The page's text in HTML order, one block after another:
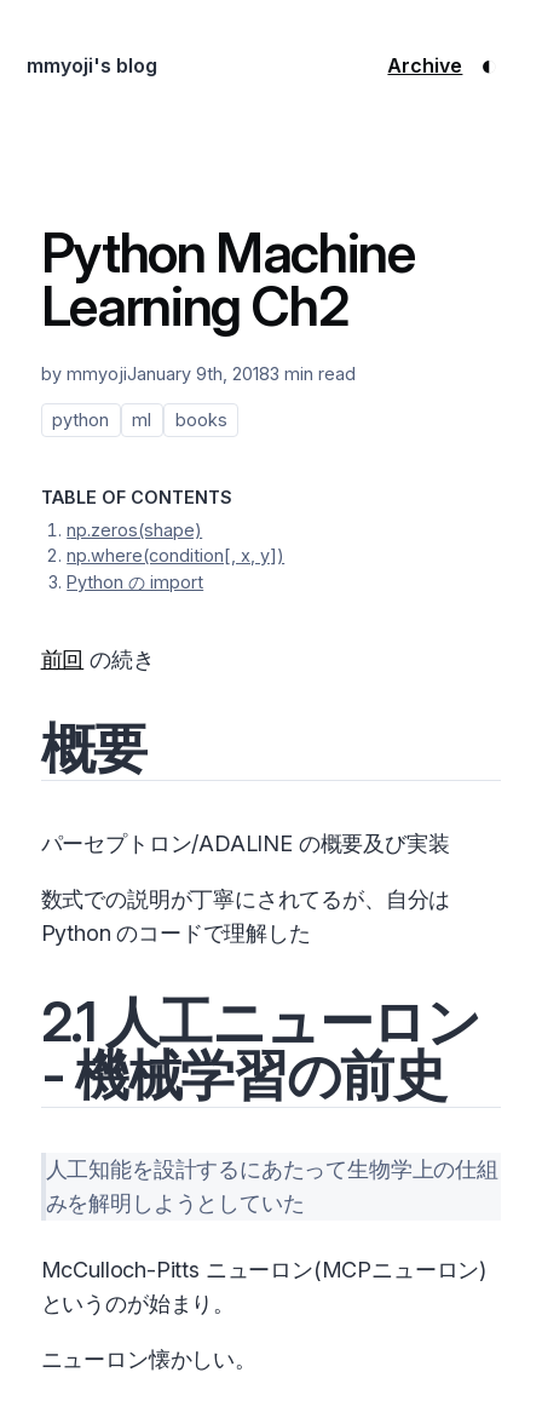
mmyoji's blog Archive ◐
Python Machine
Learning Ch2
by mmyojiJanuary 9th, 20183 min read
python ml books
TABLE OF CONTENTS
np.zeros(shape)
np.where(condition[, x, y])
Python の import
前回 の続き
概要
パーセプトロン/ADALINE の概要及び実装
数式での説明が丁寧にされてるが、自分は
Python のコードで理解した
2.1 人工ニューロン
- 機械学習の前史
人工知能を設計するにあたって生物学上の仕組
みを解明しようとしていた
McCulloch-Pitts ニューロン(MCPニューロン)
というのが始まり。
ニューロン懐かしい。